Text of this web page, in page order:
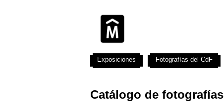
Catálogo de fotografías
Exposiciones Fotografías del CdF